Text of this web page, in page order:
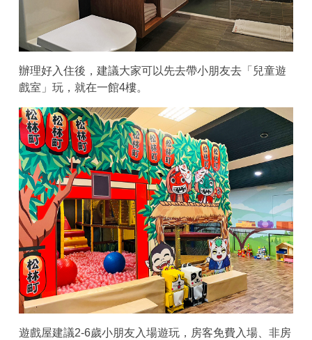
辦理好入住後，建議大家可以先去帶小朋友去「兒童遊
戲室」玩，就在一館4樓。
遊戲屋建議2-6歲小朋友入場遊玩，房客免費入場、非房